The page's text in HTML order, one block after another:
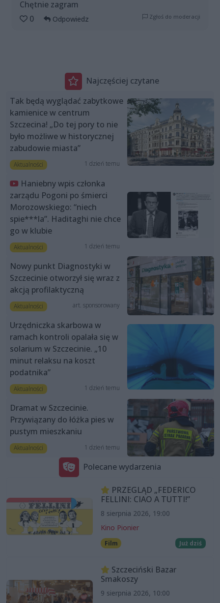
Chętnie zagram
0
Odpowiedz Zgłoś do moderacji
Najczęściej czytane
Tak będą wyglądać zabytkowe
kamienice w centrum
Szczecina! „Do tej pory to nie
było możliwe w historycznej
zabudowie miasta”
Aktualności 1 dzień temu
Haniebny wpis członka
zarządu Pogoni po śmierci
Morozowskiego: “niech
spie***la”. Haditaghi nie chce
go w klubie
Aktualności 1 dzień temu
Nowy punkt Diagnostyki w
Szczecinie otworzył się wraz z
akcją profilaktyczną
Aktualności art. sponsorowany
Urzędniczka skarbowa w
ramach kontroli opalała się w
solarium w Szczecinie. „10
minut relaksu na koszt
podatnika”
Aktualności 1 dzień temu
Dramat w Szczecinie.
Przywiązany do łóżka pies w
pustym mieszkaniu
Aktualności 1 dzień temu
Polecane wydarzenia
PRZEGLĄD „FEDERICO
FELLINI: CIAO A TUTTI!”
8 sierpnia 2026, 19:00
Kino Pionier
Film Już dziś
Szczeciński Bazar
Smakoszy
9 sierpnia 2026, 10:00